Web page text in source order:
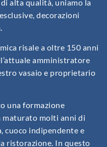
di alta qualità, uniamo la
decorazioni
risale a oltre 150 anni
amministratore
vasaio e proprietario
una formazione
maturato molti anni di
cuoco indipendente e
ristorazione. In questo